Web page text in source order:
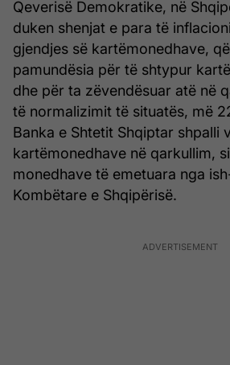
Qeverisë Demokratike, në
duken shenjat e para të
gjendjes së kartëmonedhave,
pamundësia për të shtypur
dhe për ta zëvendësuar atë në
të normalizimit të situatës, më
Banka e Shtetit Shqiptar shpalli
kartëmonedhave në qarkullim,
monedhave të emetuara nga
Kombëtare e Shqipërisë.